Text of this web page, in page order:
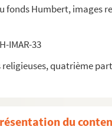
fonds Humbert, images
IMAR-33
quatrième
du